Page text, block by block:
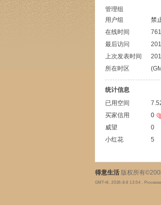
管理组
用户组
禁
在线时间
最后访问
上次发表时间
所在时区
统计信息
已用空间
买家信用
0
威望
0
小红花
5
得意生活 版权所有
GMT+8, 2026-8-8 13:54 ,